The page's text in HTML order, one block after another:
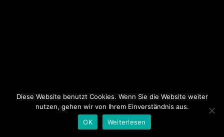
Diese Website benutzt Cookies. Wenn Sie die Website weiter
nutzen, gehen wir von Ihrem Einverständnis aus.
OK
Weiterlesen